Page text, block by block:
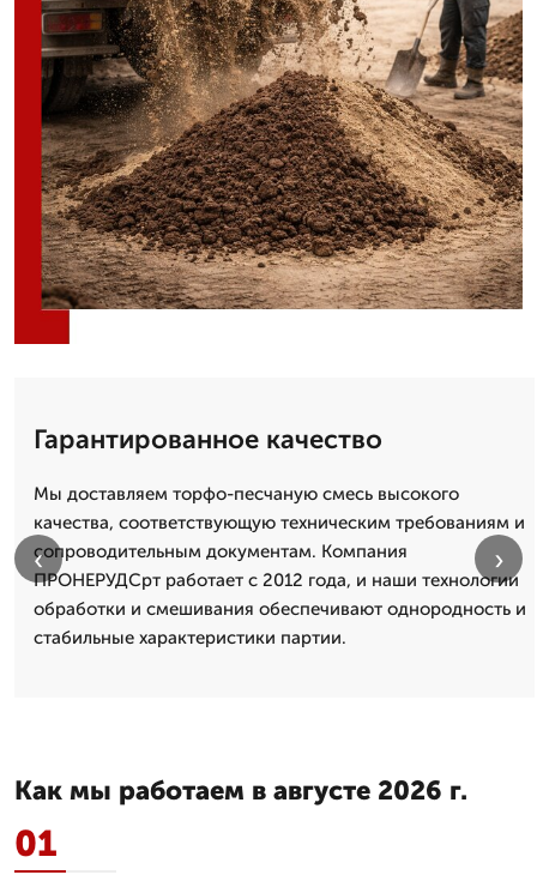
Гарантированное качество
Мы доставляем торфо-песчаную смесь высокого
качества, соответствующую техническим требованиям и
сопроводительным документам. Компания
ПРОНЕРУДСрт работает с 2012 года, и наши технологии
обработки и смешивания обеспечивают однородность и
стабильные характеристики партии.
‹ ›
Как мы работаем в августе 2026 г.
01